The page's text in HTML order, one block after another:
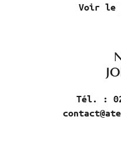
Voir le
Tél. :